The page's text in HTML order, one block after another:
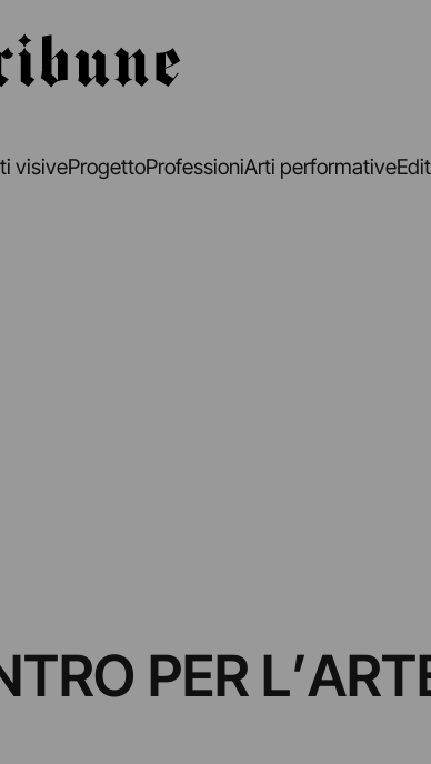
visiveProgettoProfessioniArti performative
PER